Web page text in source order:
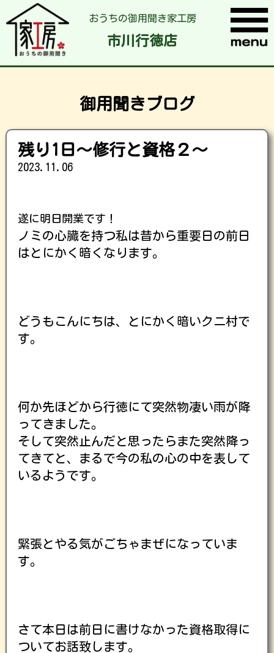
おうちの御用聞き家工房
市川行徳店
御用聞きブログ
残り1日～修行と資格２～
2023.11.06
遂に明日開業です！
ノミの心臓を持つ私は昔から重要日の前日
はとにかく暗くなります。
どうもこんにちは、とにかく暗いクニ村で
す。
何か先ほどから行徳にて突然物凄い雨が降
ってきました。
そして突然止んだと思ったらまた突然降っ
てきてと、まるで今の私の心の中を表して
いるようです。
緊張とやる気がごちゃまぜになっていま
す。
さて本日は前日に書けなかった資格取得に
ついてお話致します。